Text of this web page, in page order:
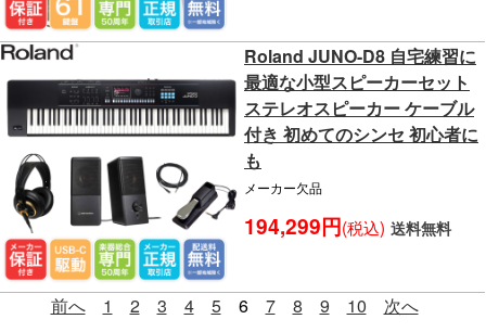
Roland JUNO-D8 自宅練習に
最適な小型スピーカーセット
ステレオスピーカー ケーブル
付き 初めてのシンセ 初心者に
も
メーカー欠品
194,299円(税込) 送料無料
前へ 1 2 3 4 56 7 8 9 10 次へ